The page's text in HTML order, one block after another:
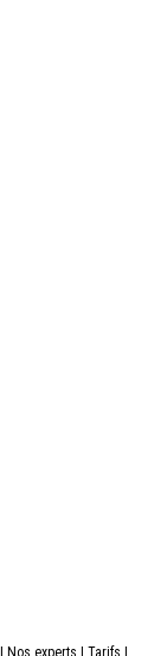
Nos experts Tarifs